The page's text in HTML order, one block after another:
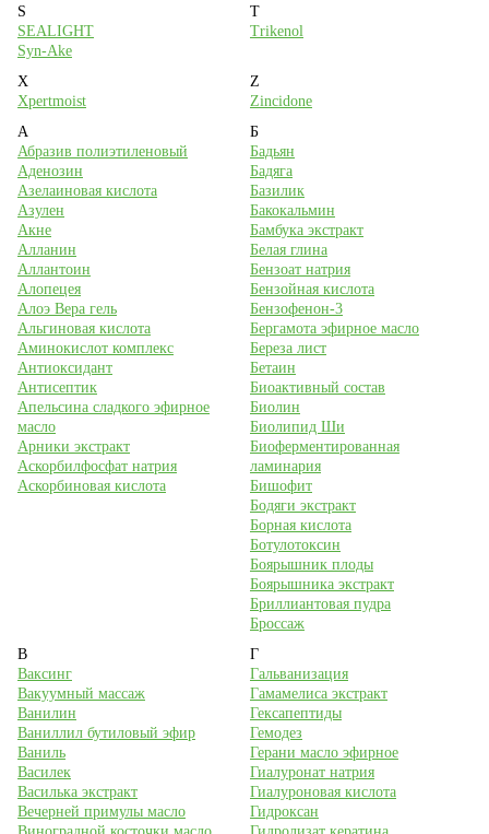
S
SEALIGHT
Syn-Ake
T
Trikenol
X
Xpertmoist
Z
Zincidone
А
Абразив полиэтиленовый
Аденозин
Азелаиновая кислота
Азулен
Акне
Алланин
Аллантоин
Алопецея
Алоэ Вера гель
Альгиновая кислота
Аминокислот комплекс
Антиоксидант
Антисептик
Апельсина сладкого эфирное
масло
Арники экстракт
Аскорбилфосфат натрия
Аскорбиновая кислота
Б
Бадьян
Бадяга
Базилик
Бакокальмин
Бамбука экстракт
Белая глина
Бензоат натрия
Бензойная кислота
Бензофенон-3
Бергамота эфирное масло
Береза лист
Бетаин
Биоактивный состав
Биолин
Биолипид Ши
Биоферментированная
ламинария
Бишофит
Бодяги экстракт
Борная кислота
Ботулотоксин
Боярышник плоды
Боярышника экстракт
Бриллиантовая пудра
Броссаж
В
Ваксинг
Вакуумный массаж
Ванилин
Ваниллил бутиловый эфир
Ваниль
Василек
Василька экстракт
Вечерней примулы масло
Г
Гальванизация
Гамамелиса экстракт
Гексапептиды
Гемодез
Герани масло эфирное
Гиалуронат натрия
Гиалуроновая кислота
Гидроксан